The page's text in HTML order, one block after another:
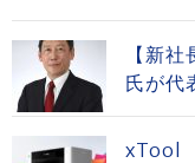
【新
氏が代
xTool